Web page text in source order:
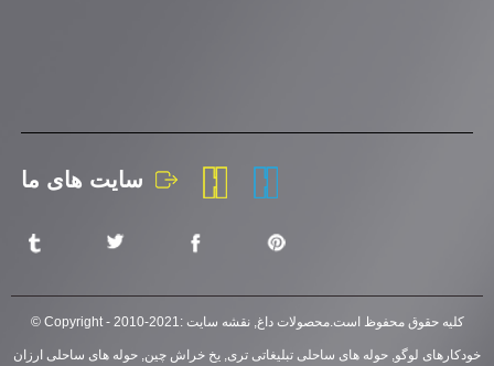
سایت های ما
© Copyright - 2010-2021: کلیه حقوق محفوظ است.محصولات داغ,نقشه سایت
خودکارهای لوگو, حوله های ساحلی تبلیغاتی تری, یخ خراش چین, حوله های ساحلی ارزان